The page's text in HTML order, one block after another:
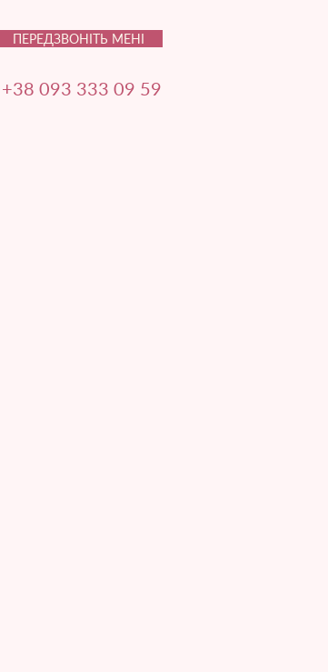
ПЕРЕДЗВОНІТЬ МЕНІ
+38 093 333 09 59